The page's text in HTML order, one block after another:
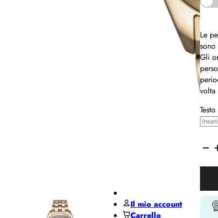
Il mio account
Carrello
Le
Gli